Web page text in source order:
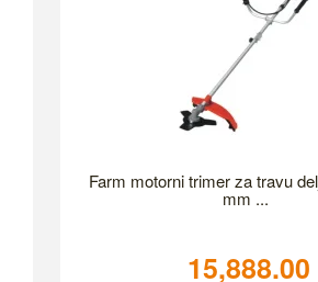
Farm motorni trimer za travu
mm ...
15,888.00